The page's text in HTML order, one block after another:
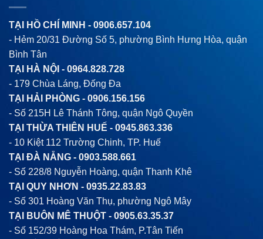
TẠI HỒ CHÍ MINH - 0906.657.104
- Hẻm 20/31 Đường Số 5, phường Bình Hưng Hòa, quận
Bình Tân
TẠI HÀ NỘI - 0964.828.728
- 179 Chùa Láng, Đống Đa
TẠI HẢI PHÒNG - 0906.156.156
- Số 215H Lê Thánh Tông, quận Ngô Quyền
TẠI THỪA THIÊN HUẾ - 0945.863.336
- 10 Kiệt 112 Trường Chinh, TP. Huế
TẠI ĐÀ NẴNG - 0903.588.661
- Số 228/8 Nguyễn Hoàng, quận Thanh Khê
TẠI QUY NHƠN - 0935.22.83.83
- Số 301 Hoàng Văn Thụ, phường Ngô Mây
TẠI BUÔN MÊ THUỘT - 0905.63.35.37
- Số 152/39 Hoàng Hoa Thám, P.Tân Tiến